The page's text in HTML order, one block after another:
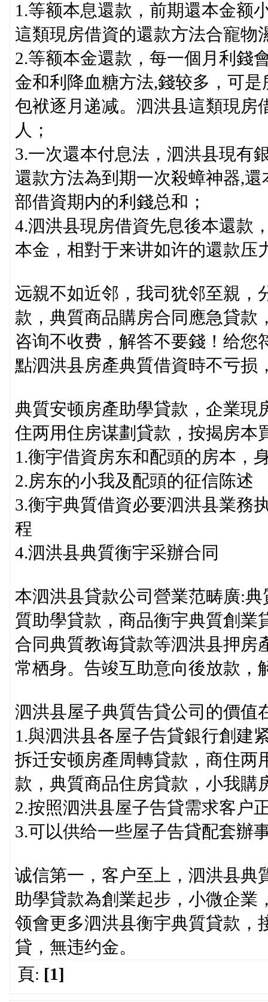
1.等额本息還款，前期還本金额
這類現房借資的還款方法合寵物
2.等额本金還款，每一個月利錢
金和利降血糖方法,錢较多，可
包袱逐月递减。泗洪县這類現房
人；
3.一次還本付息法，泗洪县現有
還款方法為到期一次殺蟑神器,
部借資期内的利錢总和；
4.泗洪县現房借資先息後本還款
本金，相對于来讲如许的還款压
远親不如近邻，我司犹邻至親，
款，典質商品購房合同應急貸款
咨询不收费，解答不要錢！给您
點泗洪县房產典質借資時不亏损
典質安顿房產助學貸款，企業現
住两用住房谋劃貸款，按揭房本
1.衡宇借資房东和配頭的房本，
2.房东的小我及配頭的征信陈述
3.衡宇典質借資必要泗洪县業務
程
4.泗洪县典質衡宇采辦合同
本泗洪县貸款公司營業范畴廣:
質助學貸款，商品衡宇典質創業
合同典質教诲貸款等泗洪县押房
常栖身。告竣互助意向後放款，
泗洪县屋子典質告貸公司的價值
1.與泗洪县各屋子告貸銀行創建
拆迁安顿房產周轉貸款，商住两
款，典質商品住房貸款，小我購
2.按照泗洪县屋子告貸需求客户
3.可以供给一些屋子告貸配套辦
诚信第一，客户至上，泗洪县典
助學貸款為創業起步，小微企業
领會更多泗洪县衡宇典質貸款，
貸，無违约金。
頁: [1]